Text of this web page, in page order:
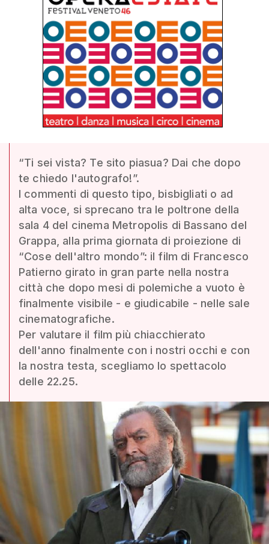
“Ti sei vista? Te sito piasua? Dai che dopo
te chiedo l'autografo!”.
I commenti di questo tipo, bisbigliati o ad
alta voce, si sprecano tra le poltrone della
sala 4 del cinema Metropolis di Bassano del
Grappa, alla prima giornata di proiezione di
“Cose dell'altro mondo”: il film di Francesco
Patierno girato in gran parte nella nostra
città che dopo mesi di polemiche a vuoto è
finalmente visibile - e giudicabile - nelle sale
cinematografiche.
Per valutare il film più chiacchierato
dell'anno finalmente con i nostri occhi e con
la nostra testa, scegliamo lo spettacolo
delle 22.25.